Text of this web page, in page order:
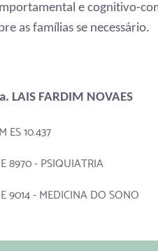
e cognitivo-
as famílias se necessário.
LAIS FARDIM NOVAES
ES 10.437
8970 - PSIQUIATRIA
9014 - MEDICINA DO SONO